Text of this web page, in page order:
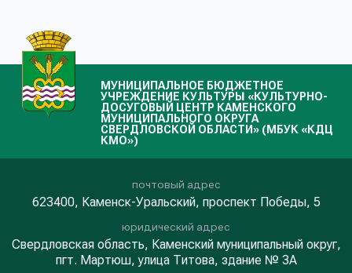
МУНИЦИПАЛЬНОЕ БЮДЖЕТНОЕ
УЧРЕЖДЕНИЕ КУЛЬТУРЫ «КУЛЬТУРНО-
ДОСУГОВЫЙ ЦЕНТР КАМЕНСКОГО
МУНИЦИПАЛЬНОГО ОКРУГА
СВЕРДЛОВСКОЙ ОБЛАСТИ» (МБУК «КДЦ
КМО»)
почтовый адрес
623400, Каменск-Уральский, проспект Победы, 5
юридический адрес
Свердловская область, Каменский муниципальный округ,
пгт. Мартюш, улица Титова, здание № 3А